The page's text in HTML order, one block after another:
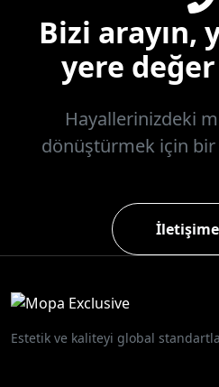
Bizi arayın,
yere
Hayallerinizdeki
dönüştürmek için bir
İletişime
Estetik ve kaliteyi global